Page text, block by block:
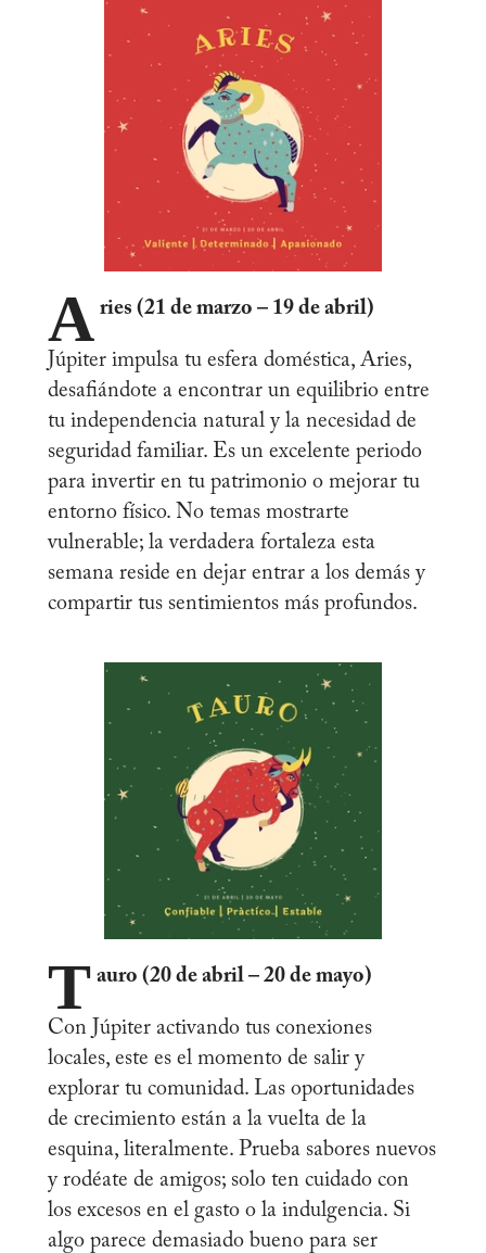
A ries (21 de marzo – 19 de abril)
Júpiter impulsa tu esfera doméstica, Aries,
desafiándote a encontrar un equilibrio entre
tu independencia natural y la necesidad de
seguridad familiar. Es un excelente periodo
para invertir en tu patrimonio o mejorar tu
entorno físico. No temas mostrarte
vulnerable; la verdadera fortaleza esta
semana reside en dejar entrar a los demás y
compartir tus sentimientos más profundos.
T auro (20 de abril – 20 de mayo)
Con Júpiter activando tus conexiones
locales, este es el momento de salir y
explorar tu comunidad. Las oportunidades
de crecimiento están a la vuelta de la
esquina, literalmente. Prueba sabores nuevos
y rodéate de amigos; solo ten cuidado con
los excesos en el gasto o la indulgencia. Si
algo parece demasiado bueno para ser